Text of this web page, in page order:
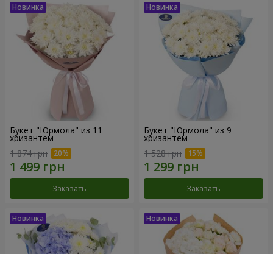
Букет "Юрмола" из 11
хризантем
1 874 грн
Заказать
Букет "Юрмола" из 9
хризантем
1 528 грн
Заказать